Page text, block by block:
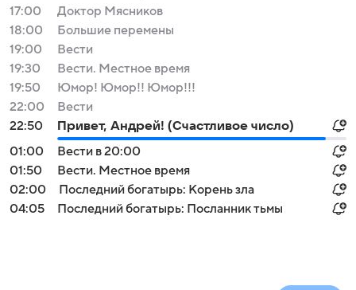
17:00
Доктор Мясников
18:00
Большие перемены
19:00
Вести
19:30
Вести. Местное время
19:50
Юмор! Юмор!! Юмор!!!
22:00
Вести
22:50
Привет, Андрей! (Счастливое число)
01:00
Вести в 20:00
01:50
Вести. Местное время
02:00
Последний богатырь: Корень зла
04:05
Последний богатырь: Посланник тьмы